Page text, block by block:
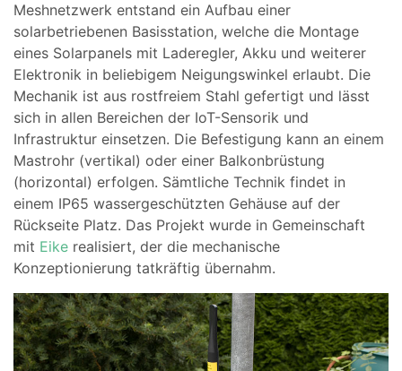
Meshnetzwerk entstand ein Aufbau einer
solarbetriebenen Basisstation, welche die Montage
eines Solarpanels mit Laderegler, Akku und weiterer
Elektronik in beliebigem Neigungswinkel erlaubt. Die
Mechanik ist aus rostfreiem Stahl gefertigt und lässt
sich in allen Bereichen der IoT-Sensorik und
Infrastruktur einsetzen. Die Befestigung kann an einem
Mastrohr (vertikal) oder einer Balkonbrüstung
(horizontal) erfolgen. Sämtliche Technik findet in
einem IP65 wassergeschützten Gehäuse auf der
Rückseite Platz. Das Projekt wurde in Gemeinschaft
mit Eike realisiert, der die mechanische
Konzeptionierung tatkräftig übernahm.